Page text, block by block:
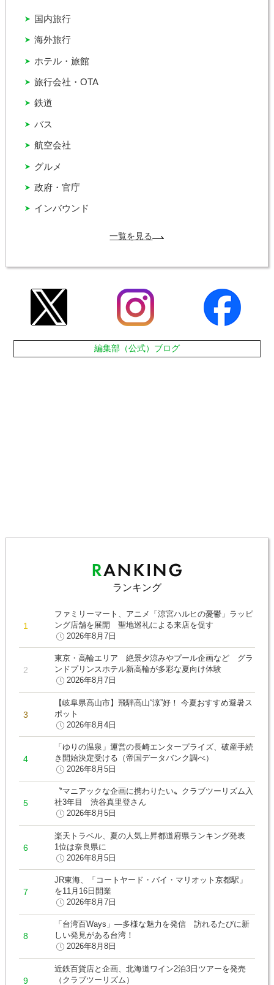
インバウンド
グルメ
バス
ホテル・旅館
国内旅行
政府・官庁
旅行会社・OTA
海外旅行
航空会社
鉄道
一覧を見る
編集部（公式）ブログ
ランキング
ファミリーマート、アニメ「涼宮ハルヒの憂鬱」ラッピ
ング店舗を展開 聖地巡礼による来店を促す
2026年8月7日
東京・高輪エリア 絶景夕涼みやプール企画など グラ
ンドプリンスホテル新高輪が多彩な夏向け体験
2026年8月7日
【岐阜県高山市】飛騨高山“涼”好！ 今夏おすすめ避暑ス
ポット
2026年8月4日
「ゆりの温泉」運営の長崎エンタープライズ、破産手続
き開始決定受ける（帝国データバンク調べ）
2026年8月5日
〝マニアックな企画に携わりたい〟クラブツーリズム入
社3年目 渋谷真里登さん
2026年8月5日
楽天トラベル、夏の人気上昇都道府県ランキング発表
1位は奈良県に
2026年8月5日
JR東海、「コートヤード・バイ・マリオット京都駅」
を11月16日開業
2026年8月7日
「台湾百Ways」―多様な魅力を発信 訪れるたびに新
しい発見がある台湾！
2026年8月8日
近鉄百貨店と企画、北海道ワイン2泊3日ツアーを発売
（クラブツーリズム）